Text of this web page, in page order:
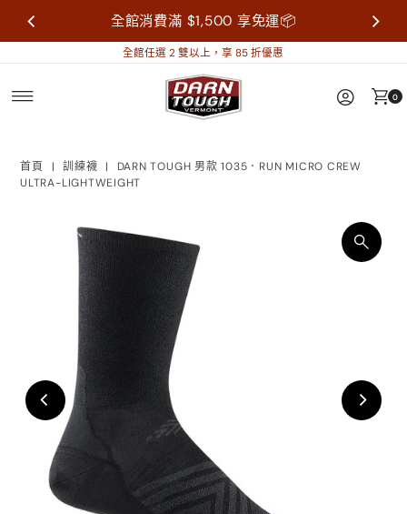
全館消費滿 $1,500 享免運📦
全館任選 2 雙以上，享 85 折優惠
0
首頁 | 訓練襪 |
DARN TOUGH 男款 1035．RUN MICRO CREW
ULTRA-LIGHTWEIGHT